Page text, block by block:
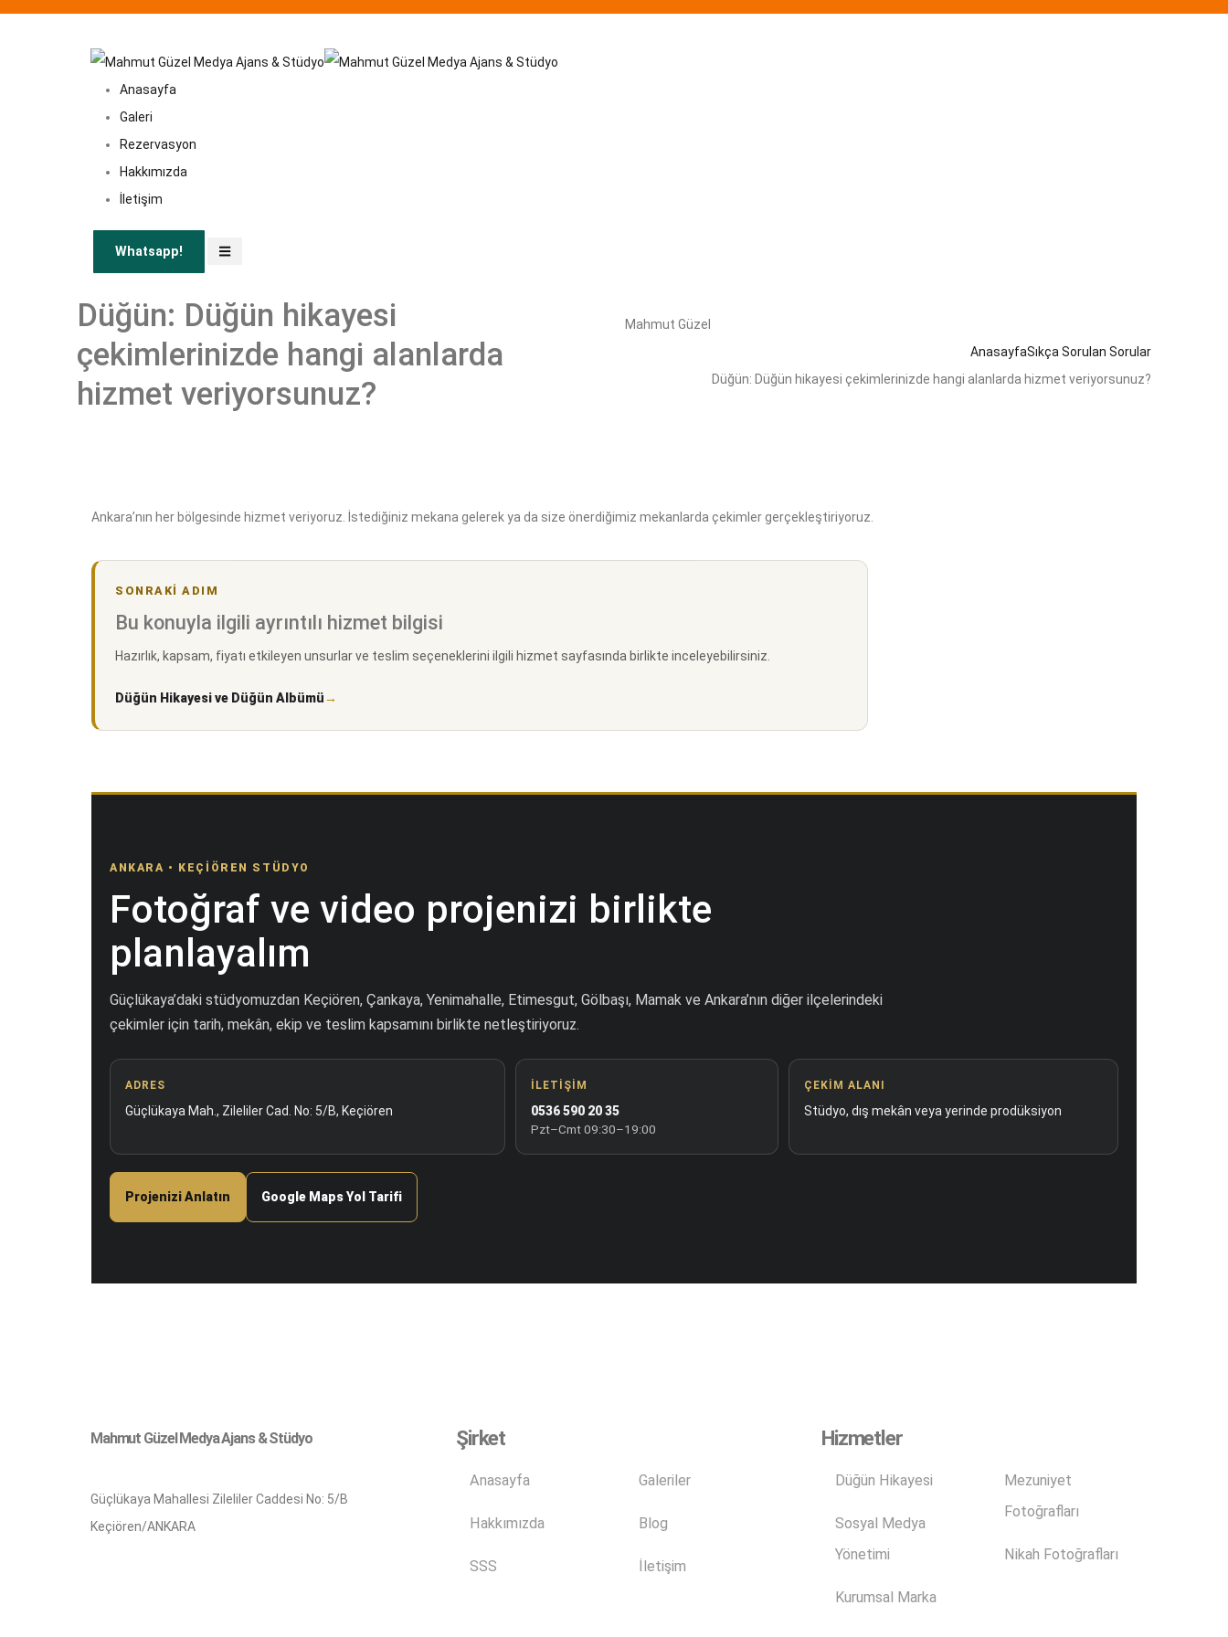
Anasayfa
Galeri
Rezervasyon
Hakkımızda
İletişim
Whatsapp!
Düğün: Düğün hikayesi
çekimlerinizde hangi alanlarda
hizmet veriyorsunuz?
Mahmut Güzel
AnasayfaSıkça Sorulan Sorular
Düğün: Düğün hikayesi çekimlerinizde hangi alanlarda hizmet veriyorsunuz?
Ankara’nın her bölgesinde hizmet veriyoruz. İstediğiniz mekana gelerek ya da size önerdiğimiz mekanlarda çekimler gerçekleştiriyoruz.
SONRAKI ADIM
Bu konuyla ilgili ayrıntılı hizmet bilgisi
Hazırlık, kapsam, fiyatı etkileyen unsurlar ve teslim seçeneklerini ilgili hizmet sayfasında birlikte inceleyebilirsiniz.
Düğün Hikayesi ve Düğün Albümü→
ANKARA • KEÇIÖREN STÜDYO
Fotoğraf ve video projenizi birlikte
planlayalım
Güçlükaya’daki stüdyomuzdan Keçiören, Çankaya, Yenimahalle, Etimesgut, Gölbaşı, Mamak ve Ankara’nın diğer ilçelerindeki
çekimler için tarih, mekân, ekip ve teslim kapsamını birlikte netleştiriyoruz.
ADRES
Güçlükaya Mah., Zileliler Cad. No: 5/B, Keçiören
İLETIŞIM
0536 590 20 35
Pzt–Cmt 09:30–19:00
ÇEKIM ALANI
Stüdyo, dış mekân veya yerinde prodüksiyon
Projenizi Anlatın Google Maps Yol Tarifi
Mahmut Güzel Medya Ajans & Stüdyo
Güçlükaya Mahallesi Zileliler Caddesi No: 5/B
Keçiören/ANKARA
Şirket
Anasayfa
Hakkımızda
SSS
Galeriler
Blog
İletişim
Hizmetler
Düğün Hikayesi
Sosyal Medya
Yönetimi
Kurumsal Marka
Mezuniyet
Fotoğrafları
Nikah Fotoğrafları